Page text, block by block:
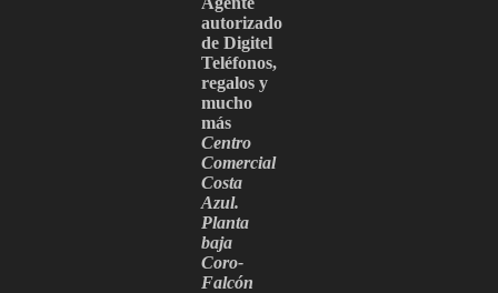
autorizado
de Digitel
Teléfonos,
regalos y
mucho
más
Centro
Comercial
Costa
Azul.
Planta
baja
Coro-
Falcón